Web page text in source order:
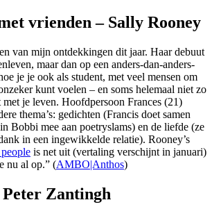
vrienden – Sally Rooney
van mijn ontdekkingen dit jaar. Haar debuut
maar dan op een anders-dan-anders-
je je ook als student, met veel mensen om
kunt voelen – en soms helemaal niet zo
je leven. Hoofdpersoon Frances (21)
thema’s: gedichten (Francis doet samen
Bobbi mee aan poetryslams) en de liefde (ze
in een ingewikkelde relatie). Rooney’s
is net uit (vertaling verschijnt in januari)
nu al op.” (AMBO|Anthos)
Zantingh